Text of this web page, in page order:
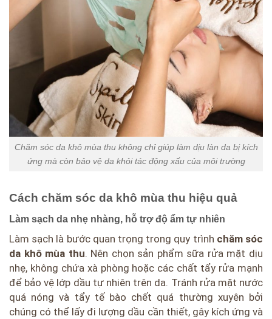
Chăm sóc da khô mùa thu không chỉ giúp làm dịu làn da bị kích
ứng mà còn bảo vệ da khỏi tác động xấu của môi trường
Cách chăm sóc da khô mùa thu hiệu quả
Làm sạch da nhẹ nhàng, hỗ trợ độ ẩm tự nhiên
Làm sạch là bước quan trọng trong quy trình chăm sóc
da khô mùa thu. Nên chọn sản phẩm sữa rửa mặt dịu
nhẹ, không chứa xà phòng hoặc các chất tẩy rửa mạnh
để bảo vệ lớp dầu tự nhiên trên da. Tránh rửa mặt nước
quá nóng và tẩy tế bào chết quá thường xuyên bởi
chúng có thể lấy đi lượng dầu cần thiết, gây kích ứng và